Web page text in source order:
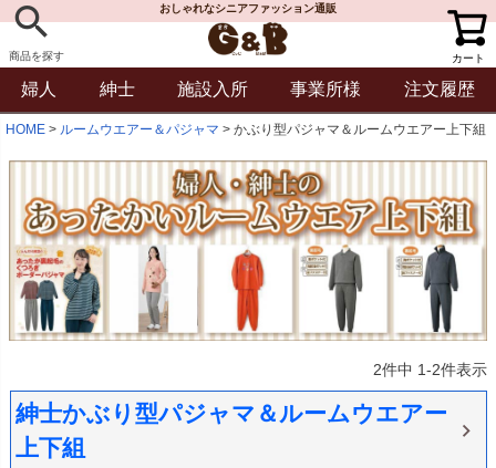
商品を探す
おしゃれなシニアファッション通販
カート
婦人 紳士 施設入所 事業所様 注文履歴
HOME ルームウエアー＆パジャマ かぶり型パジャマ＆ルームウエアー上下組
2件中 1-2件表示
紳士かぶり型パジャマ＆ルームウエアー
上下組